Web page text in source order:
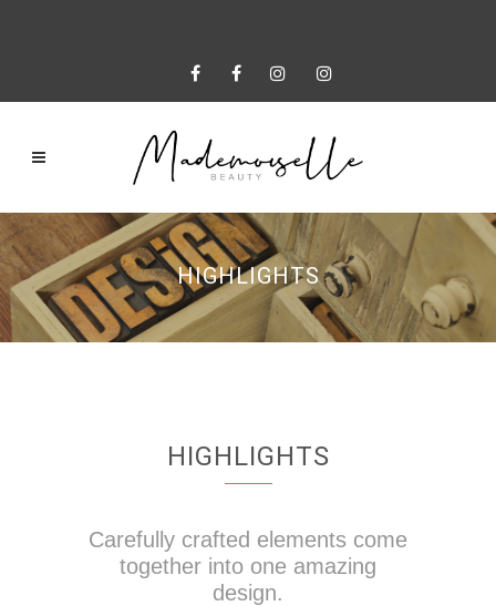
HIGHLIGHTS
HIGHLIGHTS
Carefully crafted elements come
together into one amazing
design.